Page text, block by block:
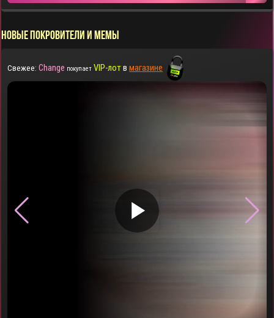
НОВЫЕ ПОКРОВИТЕЛИ И МЕМЫ
Свежее: Change покупает VIP-лотвмагазине
▶